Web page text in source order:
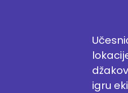
igru